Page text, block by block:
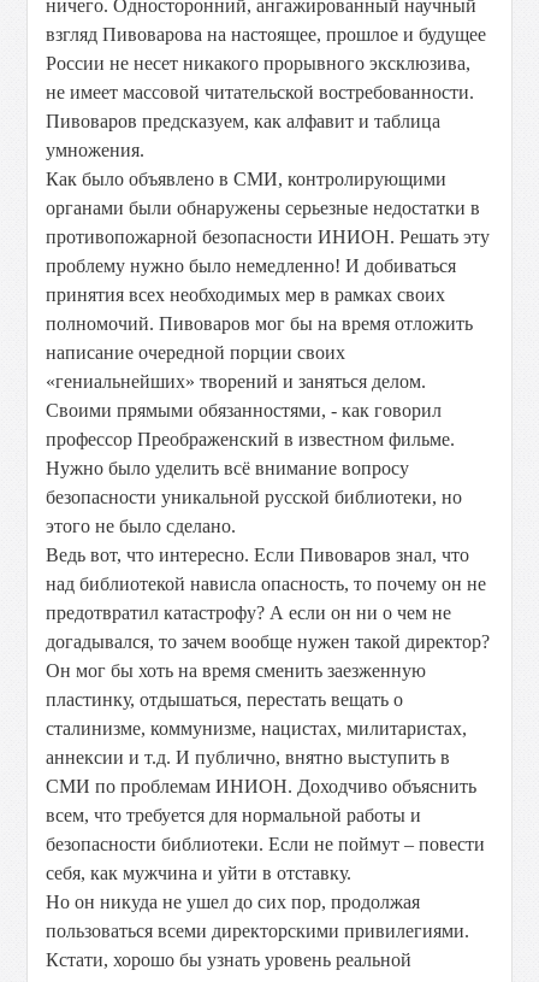
ничего. Односторонний, ангажированный научный
взгляд Пивоварова на настоящее, прошлое и будущее
России не несет никакого прорывного эксклюзива,
не имеет массовой читательской востребованности.
Пивоваров предсказуем, как алфавит и таблица
умножения.
Как было объявлено в СМИ, контролирующими
органами были обнаружены серьезные недостатки в
противопожарной безопасности ИНИОН. Решать эту
проблему нужно было немедленно! И добиваться
принятия всех необходимых мер в рамках своих
полномочий. Пивоваров мог бы на время отложить
написание очередной порции своих
«гениальнейших» творений и заняться делом.
Своими прямыми обязанностями, - как говорил
профессор Преображенский в известном фильме.
Нужно было уделить всё внимание вопросу
безопасности уникальной русской библиотеки, но
этого не было сделано.
Ведь вот, что интересно. Если Пивоваров знал, что
над библиотекой нависла опасность, то почему он не
предотвратил катастрофу? А если он ни о чем не
догадывался, то зачем вообще нужен такой директор?
Он мог бы хоть на время сменить заезженную
пластинку, отдышаться, перестать вещать о
сталинизме, коммунизме, нацистах, милитаристах,
аннексии и т.д. И публично, внятно выступить в
СМИ по проблемам ИНИОН. Доходчиво объяснить
всем, что требуется для нормальной работы и
безопасности библиотеки. Если не поймут – повести
себя, как мужчина и уйти в отставку.
Но он никуда не ушел до сих пор, продолжая
пользоваться всеми директорскими привилегиями.
Кстати, хорошо бы узнать уровень реальной